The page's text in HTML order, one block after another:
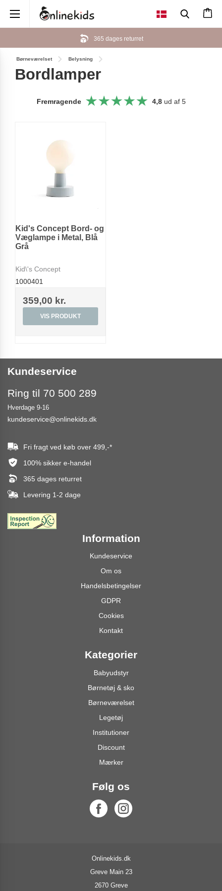
365 dages returret
Børneværelset Belysning
Bordlamper
Fremragende 4,8ud af 5
Kid's Concept Bord- og
Væglampe i Metal, Blå
Grå
Kid\'s Concept
1000401
359,00 kr.
VIS PRODUKT
Kundeservice
Ring til 70 500 289
Hverdage 9-16
kundeservice@onlinekids.dk
Fri fragt ved køb over 499,-*
100% sikker e-handel
365 dages returret
Levering 1-2 dage
Information
Kundeservice
Om os
Handelsbetingelser
GDPR
Cookies
Kontakt
Kategorier
Babyudstyr
Børnetøj & sko
Børneværelset
Legetøj
Institutioner
Discount
Mærker
Følg os
Onlinekids.dk
Greve Main 23
2670 Greve